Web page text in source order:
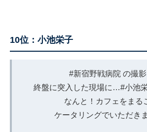
10位：小池栄子
#新宿野戦病院 の撮
終盤に突入した現場に…#小池
なんと！カフェをまる
ケータリングでいただき